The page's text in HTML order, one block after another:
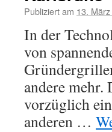
Publiziert am 13.
In der
von
andere mehr.
vorzüglich
anderen …